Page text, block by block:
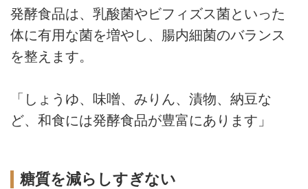
発酵食品は、乳酸菌やビフィズス菌といった
体に有用な菌を増やし、腸内細菌のバランス
を整えます。
「しょうゆ、味噌、みりん、漬物、納豆な
ど、和食には発酵食品が豊富にあります」
糖質を減らしすぎない